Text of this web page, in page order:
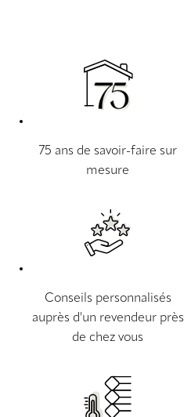
75 ans de savoir-faire sur
mesure
Conseils personnalisés
auprès d'un revendeur près
de chez vous